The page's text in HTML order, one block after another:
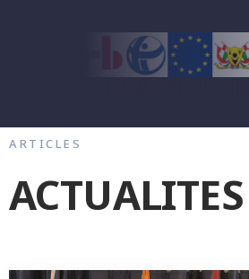
ARTICLES
ACTUALITES